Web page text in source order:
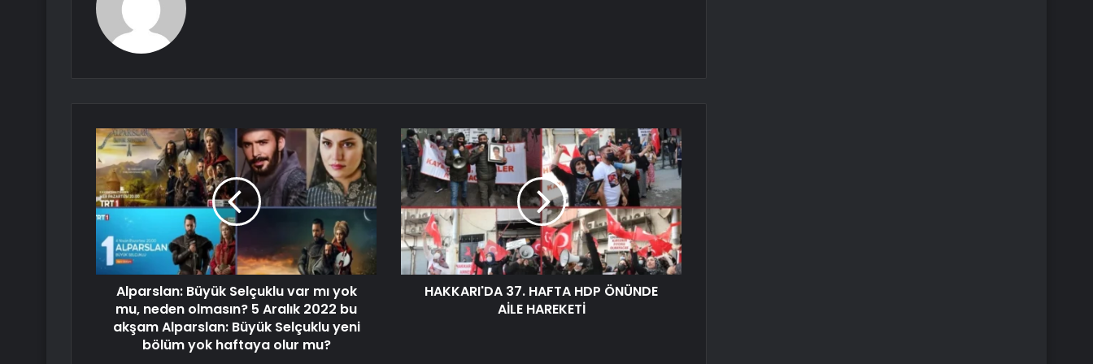
Alparslan: Büyük Selçuklu var mı yok
mu, neden olmasın? 5 Aralık 2022 bu
akşam Alparslan: Büyük Selçuklu yeni
bölüm yok haftaya olur mu?
HAKKARI'DA 37. HAFTA HDP ÖNÜNDE
AİLE HAREKETİ